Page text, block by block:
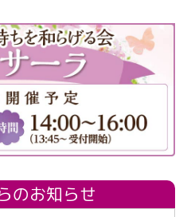
のお知らせ